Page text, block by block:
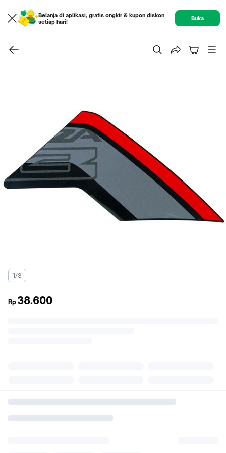
Belanja di aplikasi, gratis ongkir & kupon diskon
setiap hari!
Buka
1/3
Rp 38.600